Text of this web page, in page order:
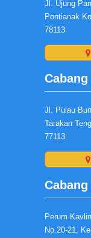
Jl. Ujung
Pontianak
78113
Cabang
Jl. Pulau
Tarakan
77113
Perum
No.20-21,